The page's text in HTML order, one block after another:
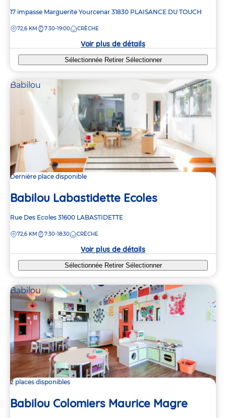
Adresse
la
17 impasse Marguerite Yourcenar 31830 PLAISANCE DU TOUCH
DISTANCE
72,6 KM 7:30-19:00 CRÈCHE
Voir plus de détails
Sélectionnée Retirer Sélectionner
Babilou
Dernière place disponible
Babilou Labastidette Ecoles
Adresse
la
Rue Des Ecoles 31600 LABASTIDETTE
DISTANCE
72,6 KM 7:30-18:30 CRÈCHE
Voir plus de détails
Sélectionnée Retirer Sélectionner
Babilou
2 places disponibles
Babilou Colomiers Maurice Magre